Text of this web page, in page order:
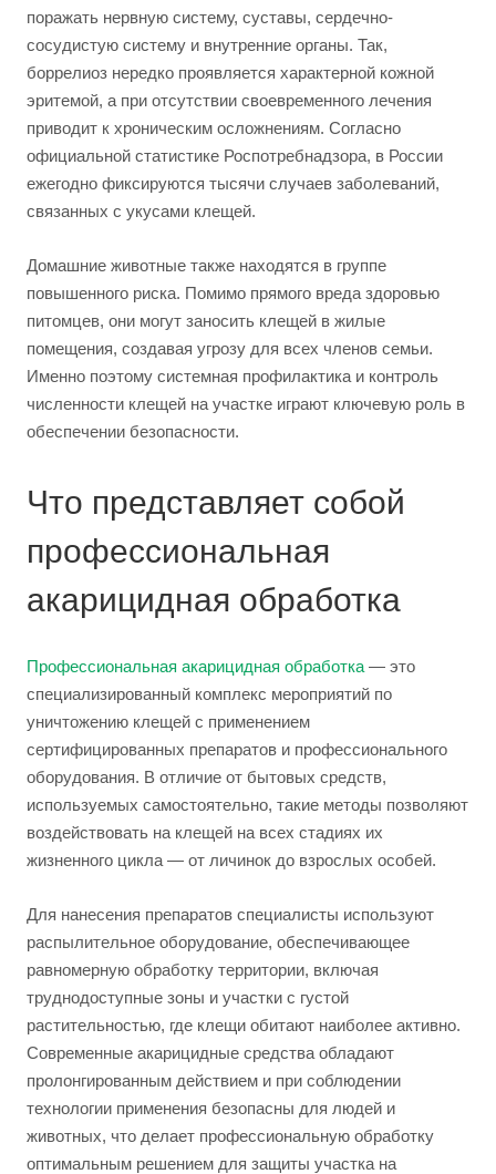
поражать нервную систему, суставы, сердечно-
сосудистую систему и внутренние органы. Так,
боррелиоз нередко проявляется характерной кожной
эритемой, а при отсутствии своевременного лечения
приводит к хроническим осложнениям. Согласно
официальной статистике Роспотребнадзора, в России
ежегодно фиксируются тысячи случаев заболеваний,
связанных с укусами клещей.
Домашние животные также находятся в группе
повышенного риска. Помимо прямого вреда здоровью
питомцев, они могут заносить клещей в жилые
помещения, создавая угрозу для всех членов семьи.
Именно поэтому системная профилактика и контроль
численности клещей на участке играют ключевую роль в
обеспечении безопасности.
Что представляет собой
профессиональная
акарицидная обработка
Профессиональная акарицидная обработка — это
специализированный комплекс мероприятий по
уничтожению клещей с применением
сертифицированных препаратов и профессионального
оборудования. В отличие от бытовых средств,
используемых самостоятельно, такие методы позволяют
воздействовать на клещей на всех стадиях их
жизненного цикла — от личинок до взрослых особей.
Для нанесения препаратов специалисты используют
распылительное оборудование, обеспечивающее
равномерную обработку территории, включая
труднодоступные зоны и участки с густой
растительностью, где клещи обитают наиболее активно.
Современные акарицидные средства обладают
пролонгированным действием и при соблюдении
технологии применения безопасны для людей и
животных, что делает профессиональную обработку
оптимальным решением для защиты участка на